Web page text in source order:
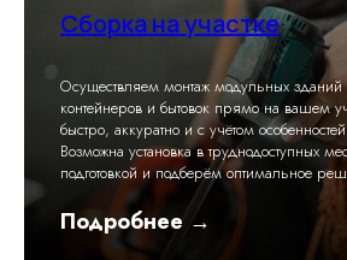
Сборка на участке
Осуществляем монтаж модульных зданий
контейнеров и бытовок прямо на вашем
быстро, аккуратно и с учётом
Возможна установка в труднодоступных
подготовкой и подберём оптимальное
Подробнее →